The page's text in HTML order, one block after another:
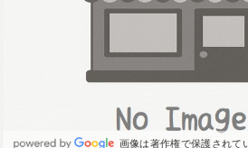
画像は著作権で保護されて